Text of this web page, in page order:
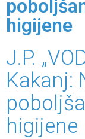
higijene
J.P.
Kakanj:
higijene